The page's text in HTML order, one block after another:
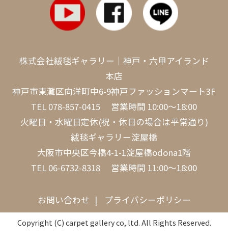
株式会社絨毯ギャラリー｜神戸・六甲アイランド
本店
神戸市東灘区向洋町中6-9神戸ファッションマート3F
TEL 078-857-0415 営業時間 10:00～18:00
火曜日・水曜日定休(祝・休日の場合は平常通り)
絨毯ギャラリー淀屋橋
大阪市中央区今橋4-1-1淀屋橋odona1階
TEL 06-6732-8318 営業時間 11:00～18:00
お問い合わせ プライバシーポリシー
Copyright (C) carpet gallery co,.ltd. All Rights Reserved.